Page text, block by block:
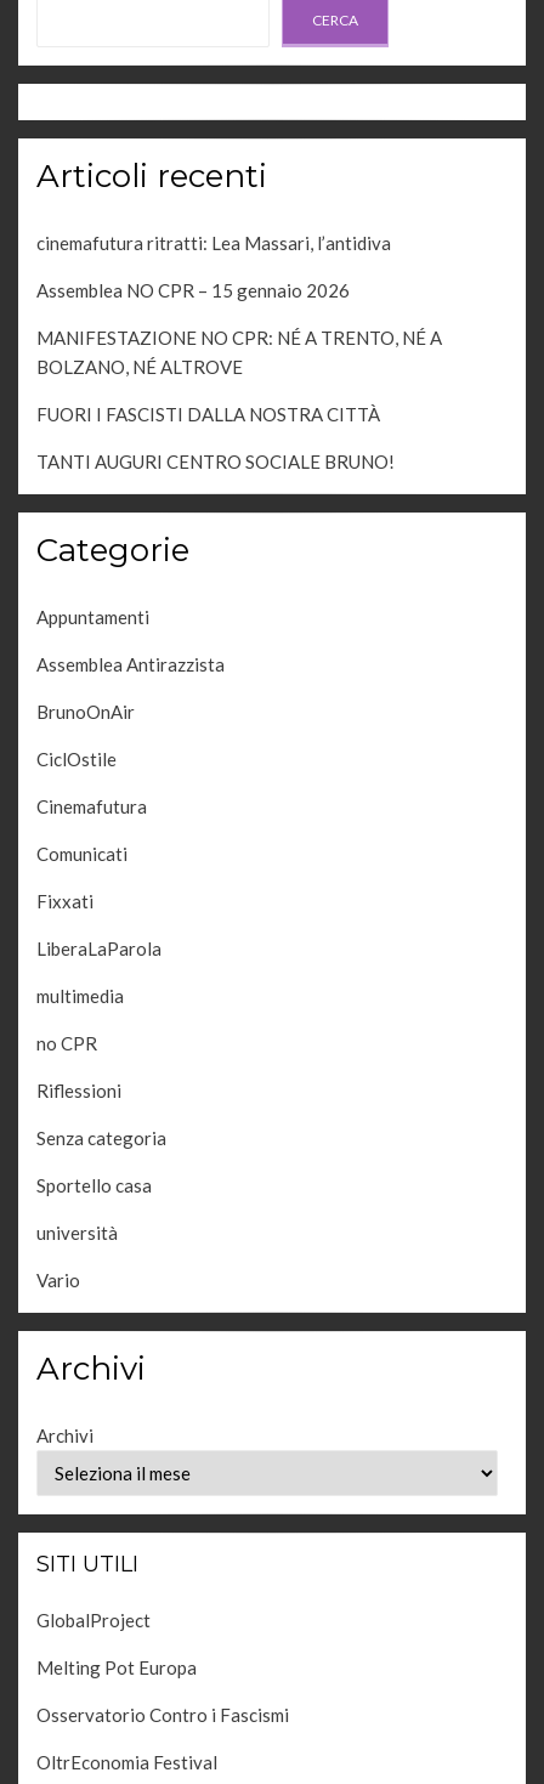
CERCA
Articoli recenti
cinemafutura ritratti: Lea Massari, l’antidiva
Assemblea NO CPR – 15 gennaio 2026
MANIFESTAZIONE NO CPR: NÉ A TRENTO, NÉ A
BOLZANO, NÉ ALTROVE
FUORI I FASCISTI DALLA NOSTRA CITTÀ
TANTI AUGURI CENTRO SOCIALE BRUNO!
Categorie
Appuntamenti
Assemblea Antirazzista
BrunoOnAir
CiclOstile
Cinemafutura
Comunicati
Fixxati
LiberaLaParola
multimedia
no CPR
Riflessioni
Senza categoria
Sportello casa
università
Vario
Archivi
Archivi
SITI UTILI
GlobalProject
Melting Pot Europa
Osservatorio Contro i Fascismi
OltrEconomia Festival